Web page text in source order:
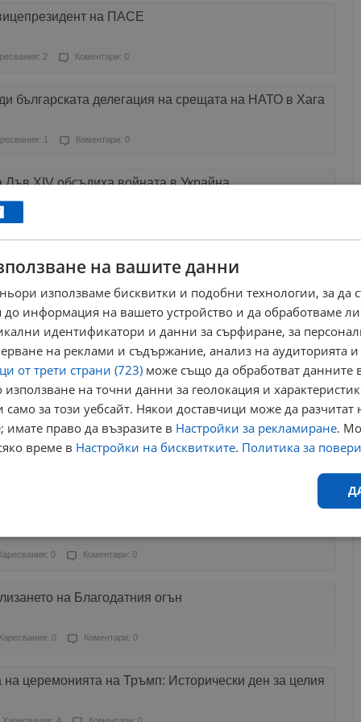
на ПАСЕ
2 Коментари: 0
българската делегация на срещата на НАТО в Хага
1 Коментари: 0
XIV обсъдиха войната в Украйна
1
папа Лъв XIV
1
във Ватикана
1 Коментари: 0
Гавриил като игумен на Зографския манастир
0 Коментари: 0
на Благодатния огън
0 Коментари: 0
на церемонията на Тръмп: Исторически ден за целия
на вашите данни
използваме бисквитки и подобни технологии, за да
до информация на вашето устройство и да обработваме
идентификатори и данни за сърфиране, за
на реклами и съдържание, анализ на аудиторията
от трети страни (723) може също да обработват данните
на точни данни за геолокация и
за този уебсайт. Някои доставчици може да разчитат
имате право да възразите в Настройки за рекламиране.
време в Настройки на бисквитките. Политика за
Ефективност Таргетиране Функционалност